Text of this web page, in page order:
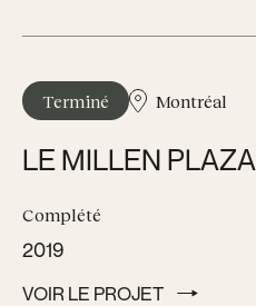
Terminé Montréal
LE MILLEN PLAZA
Complété
2019
VOIR LE PROJET